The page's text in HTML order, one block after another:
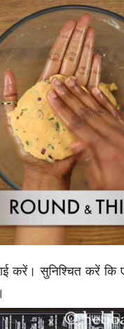
करें। सुनिश्चित करें कि